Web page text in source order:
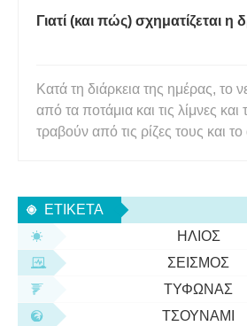
Γιατί (και πώς) σχηματίζεται η
Κατά τη διάρκεια της ημέρας, το
από τα ποτάμια και τις λίμνες και
τραβούν από τις ρίζες τους και
περίσσεια συμπυκνώνεται σε
οποία συγκεντρ
ΕΤΙΚΈΤΑ
ΉΛΙΟΣ
ΣΕΙΣΜΌΣ
ΤΥΦΏΝΑΣ
ΤΣΟΥΝΆΜΙ